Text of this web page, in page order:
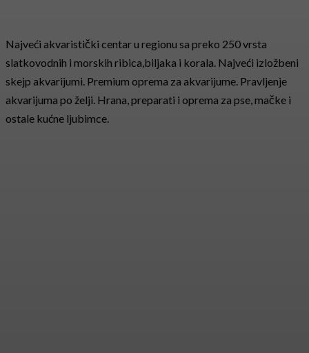
Najveći akvaristički centar u regionu sa preko 250 vrsta
slatkovodnih i morskih ribica,biljaka i korala. Najveći izložbeni
skejp akvarijumi. Premium oprema za akvarijume. Pravljenje
akvarijuma po želji. Hrana, preparati i oprema za pse, mačke i
ostale kućne ljubimce.